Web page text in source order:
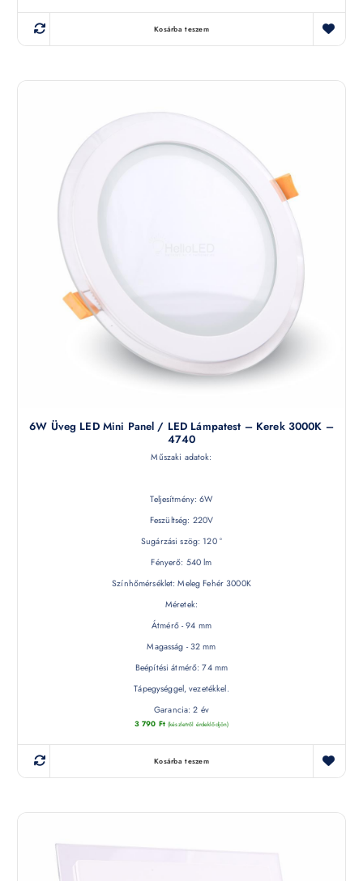
Kosárba teszem
6W Üveg LED Mini Panel / LED Lámpatest – Kerek 3000K –
4740
Műszaki adatok:
Teljesítmény: 6W
Feszültség: 220V
Sugárzási szög: 120 °
Fényerő: 540 lm
Színhőmérséklet: Meleg Fehér 3000K
Méretek:
Átmérő - 94 mm
Magasság - 32 mm
Beépítési átmérő: 74 mm
Tápegységgel, vezetékkel.
Garancia: 2 év
3 790 Ft (készletről érdeklődjön)
Kosárba teszem